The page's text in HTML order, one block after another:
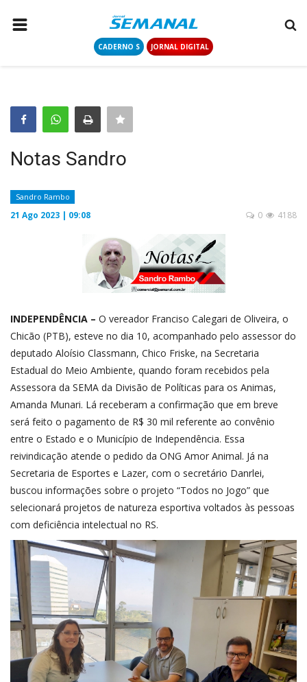
CADERNO S JORNAL DIGITAL
COLUNISTAS
CONTATO
LOGIN
CADASTRAR
JORNAL DIGITAL
Notas Sandro
Sandro Rambo
21 Ago 2023 | 09:08 4188
0
INDEPENDÊNCIA – O vereador Franciso Calegari de Oliveira, o
Chicão (PTB), esteve no dia 10, acompanhado pelo assessor do
deputado Aloísio Classmann, Chico Friske, na Secretaria
Estadual do Meio Ambiente, quando foram recebidos pela
Assessora da SEMA da Divisão de Políticas para os Animas,
Amanda Munari. Lá receberam a confirmação que em breve
será feito o pagamento de R$ 30 mil referente ao convênio
entre o Estado e o Município de Independência. Essa
reivindicação atende o pedido da ONG Amor Animal. Já na
Secretaria de Esportes e Lazer, com o secretário Danrlei,
buscou informações sobre o projeto “Todos no Jogo” que
selecionará projetos de natureza esportiva voltados às pessoas
com deficiência intelectual no RS.